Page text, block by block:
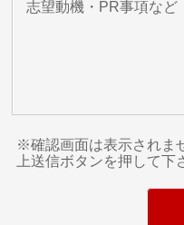
志望動機・PR事項など
※確認画面は表示されま
上送信ボタンを押して下